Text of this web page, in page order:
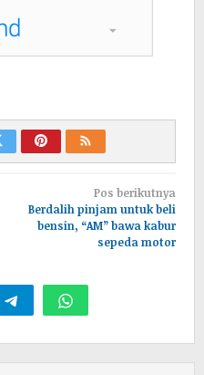
Pos berikutnya
Berdalih pinjam untuk beli
bensin, “AM” bawa kabur
sepeda motor